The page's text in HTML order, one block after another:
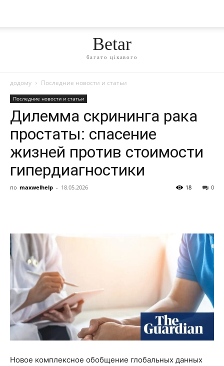
Betar
багато цікавого
додому Последние новости и статьи
Последние новости и статьи
Дилемма скрининга рака
простаты: спасение
жизней против стоимости
гипердиагностики
по maxwelhelp - 18.05.2026 0
18
Новое комплексное обобщение глобальных данных